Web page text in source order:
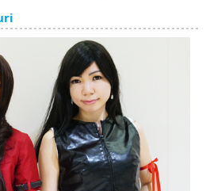
ภาษาไทย
Indonesia